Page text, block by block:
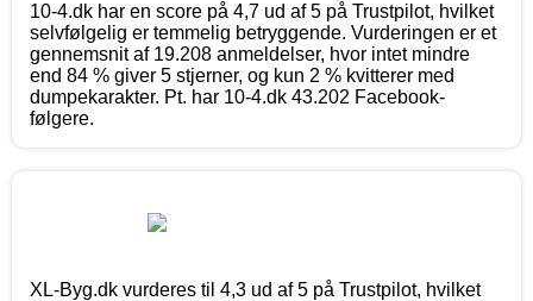
10-4.dk har en score på 4,7 ud af 5 på Trustpilot, hvilket
selvfølgelig er temmelig betryggende. Vurderingen er et
gennemsnit af 19.208 anmeldelser, hvor intet mindre
end 84 % giver 5 stjerner, og kun 2 % kvitterer med
dumpekarakter. Pt. har 10-4.dk 43.202 Facebook-
følgere.
XL-Byg.dk vurderes til 4,3 ud af 5 på Trustpilot, hvilket